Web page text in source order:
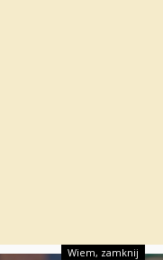
Wiem, zamknij